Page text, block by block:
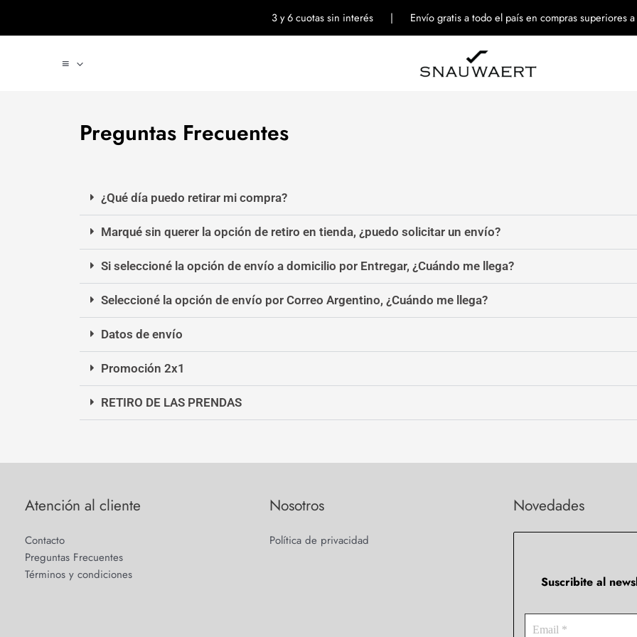
3 y 6 cuotas sin interés | Envío gratis a todo el país en compras superiores
≡
Preguntas Frecuentes
¿Qué día puedo retirar mi compra?
Marqué sin querer la opción de retiro en tienda, ¿puedo solicitar un envío?
Si seleccioné la opción de envío a domicilio por Entregar, ¿Cuándo me llega?
Seleccioné la opción de envío por Correo Argentino, ¿Cuándo me llega?
Datos de envío
Promoción 2x1
RETIRO DE LAS PRENDAS
Atención al cliente
Contacto
Preguntas Frecuentes
Términos y condiciones
Nosotros
Política de privacidad
Novedades
Suscribite al